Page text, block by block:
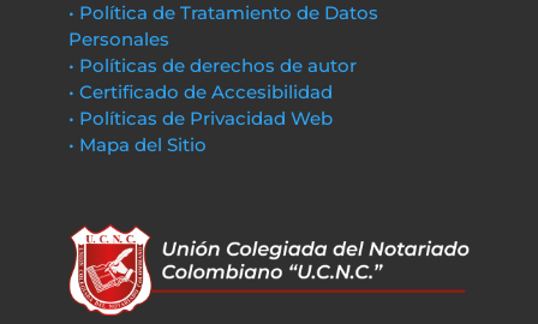
• Política de Tratamiento de Datos
Personales
• Políticas de derechos de autor
• Certificado de Accesibilidad
• Políticas de Privacidad Web
• Mapa del Sitio